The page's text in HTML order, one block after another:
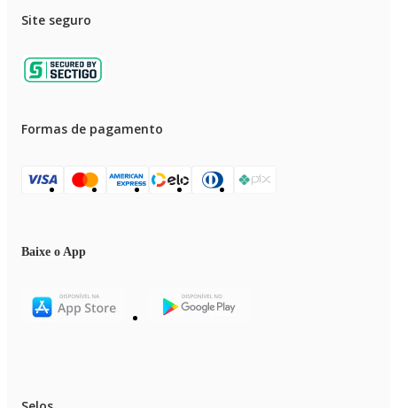
Site seguro
Formas de pagamento
Baixe o App